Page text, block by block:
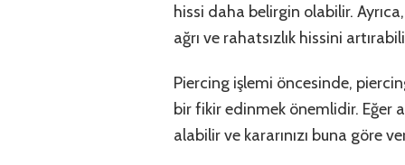
hissi daha belirgin olabilir.
ağrı ve rahatsızlık hissini
Piercing işlemi öncesinde,
bir fikir edinmek önemlidir. Eğer
alabilir ve kararınızı buna göre